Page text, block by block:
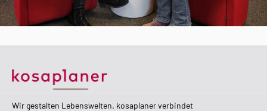
Wir gestalten Lebenswelten. kosaplaner verbindet